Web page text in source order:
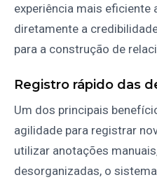
experiência mais eficiente
diretamente a
para a construção de
Registro rápido das
Um dos principais
agilidade para registrar
utilizar anotações
desorganizadas, o